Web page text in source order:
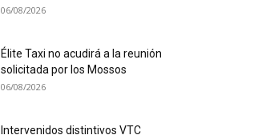
06/08/2026
Élite Taxi no acudirá a la reunión
solicitada por los Mossos
06/08/2026
Intervenidos distintivos VTC